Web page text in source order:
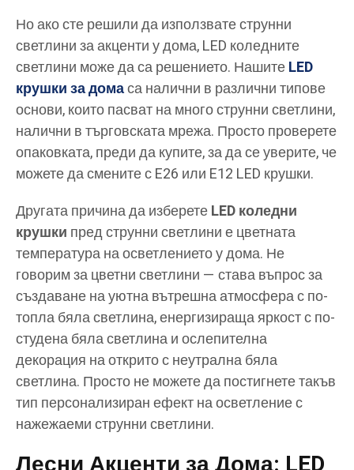
Но ако сте решили да използвате струнни
светлини за акценти у дома, LED коледните
светлини може да са решението. НашитеLED
крушки за домаса налични в различни типове
основи, които пасват на много струнни светлини,
налични в търговската мрежа. Просто проверете
опаковката, преди да купите, за да се уверите, че
можете да смените с E26 или E12 LED крушки.
Другата причина да изберетеLED коледни
крушки пред струнни светлини е цветната
температура на осветлението у дома. Не
говорим за цветни светлини — става въпрос за
създаване на уютна вътрешна атмосфера с по-
топла бяла светлина, енергизираща яркост с по-
студена бяла светлина и ослепителна
декорация на открито с неутрална бяла
светлина. Просто не можете да постигнете такъв
тип персонализиран ефект на осветление с
нажежаеми струнни светлини.